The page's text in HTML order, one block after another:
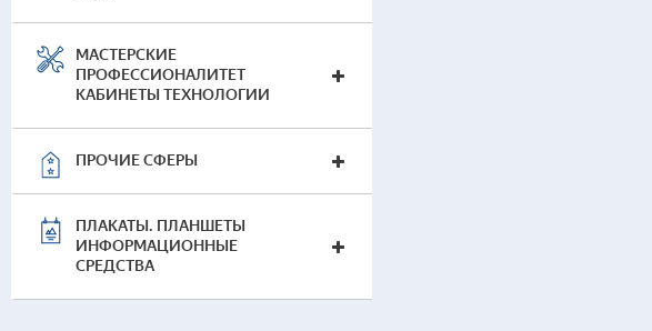
МАСТЕРСКИЕ
ПРОФЕССИОНАЛИТЕТ
КАБИНЕТЫ ТЕХНОЛОГИИ
ПРОЧИЕ СФЕРЫ
ПЛАКАТЫ. ПЛАНШЕТЫ
ИНФОРМАЦИОННЫЕ
СРЕДСТВА